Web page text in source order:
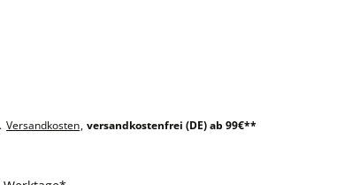
Versandkosten, versandkostenfrei (DE) ab 99€**